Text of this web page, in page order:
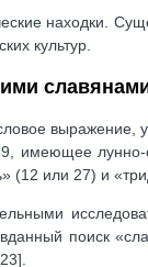
находки.
культур.
выражение,
имеющее
(12 или 27) и
поиск